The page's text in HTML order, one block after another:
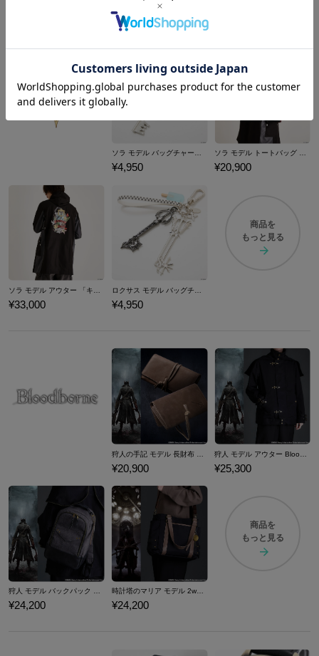
ソラ モデル バッグチャーム 「キングダム ハーツ」シリーズ
¥4,950
ソラ モデル トートバッグ 「キングダム ハーツ」シリーズ
¥20,900
¥33,000 ¥4,950
商品を
もっと見る
¥20,900 ¥25,300
狩人 モデル バックパック Bloodborne
¥24,200
時計塔のマリア モデル 2wayトートバッグ Bloodborne
¥24,200
商品を
もっと見る